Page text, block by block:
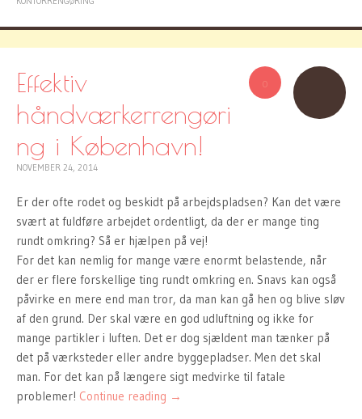
0
Effektiv
håndværkerrengøri
ng i København!
NOVEMBER 24, 2014
Er der ofte rodet og beskidt på arbejdspladsen? Kan det være
svært at fuldføre arbejdet ordentligt, da der er mange ting
rundt omkring? Så er hjælpen på vej!
For det kan nemlig for mange være enormt belastende, når
der er flere forskellige ting rundt omkring en. Snavs kan også
påvirke en mere end man tror, da man kan gå hen og blive sløv
af den grund. Der skal være en god udluftning og ikke for
mange partikler i luften. Det er dog sjældent man tænker på
det på værksteder eller andre byggepladser. Men det skal
man. For det kan på længere sigt medvirke til fatale
problemer! Continue reading →